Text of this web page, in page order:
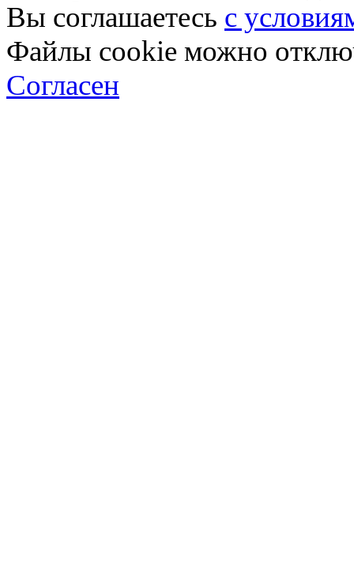
Вы соглашаетесь с
Файлы cookie можно
Согласен